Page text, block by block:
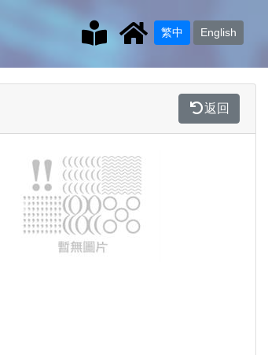
繁中 English
返回
Previous